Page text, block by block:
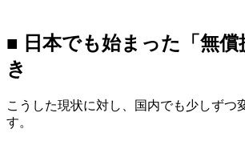
■ 日本でも始まった「無償
き
こうした現状に対し、国内でも少しずつ
す。